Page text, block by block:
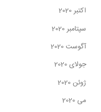
اکتبر 2020
سپتامبر 2020
آگوست 2020
جولای 2020
ژوئن 2020
می 2020